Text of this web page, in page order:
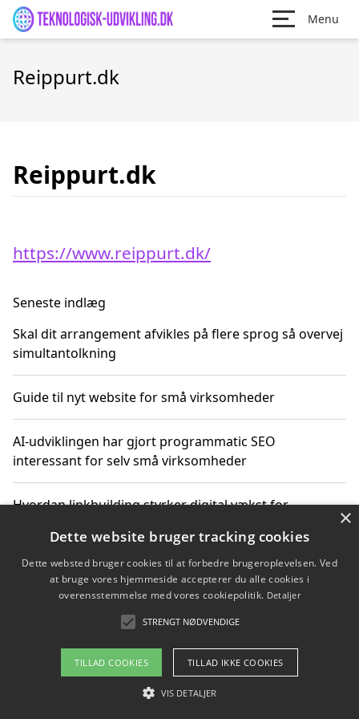
Menu
Reippurt.dk
Reippurt.dk
https://www.reippurt.dk/
Seneste indlæg
Skal dit arrangement afvikles på flere sprog så overvej
simultantolkning
Guide til nyt website for små virksomheder
AI-udviklingen har gjort programmatic SEO
interessant for selv små virksomheder
Hvordan linkbuilding styrker digital vækst for
Sådan har udviklingen inden for genbrug af elektronik
ændret sig
Copyright 2026 - Pilanto Aps
Om / kontakt
×
Dette website bruger tracking cookies
Dette websted bruger cookies til at forbedre brugeroplevelsen. Ved
at bruge vores hjemmeside accepterer du alle cookies i
overensstemmelse med vores cookiepolitik. Detaljer
STRENGT NØDVENDIGE
TILLAD COOKIES TILLAD IKKE COOKIES
VIS DETALJER